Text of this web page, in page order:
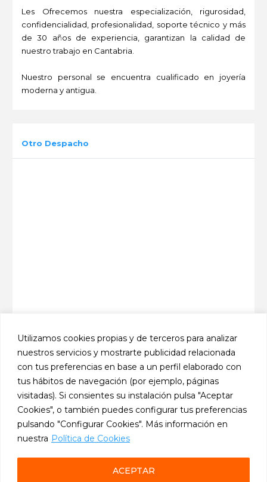
Utilizamos cookies propias y de terceros para analizar
nuestros servicios y mostrarte publicidad relacionada
con tus preferencias en base a un perfil elaborado con
tus hábitos de navegación (por ejemplo, páginas
visitadas). Si consientes su instalación pulsa "Aceptar
Cookies", o también puedes configurar tus preferencias
pulsando "Configurar Cookies". Más información en
nuestra Política de Cookies
ACEPTAR
Les Ofrecemos nuestra especialización, rigurosidad,
confidencialidad, profesionalidad, soporte técnico y más
de 30 años de experiencia, garantizan la calidad de
nuestro trabajo en Cantabria.
Nuestro personal se encuentra cualificado en joyería
moderna y antigua.
Otro Despacho
Calle Amós de Escalante, 10
39002 Santander, Cantabria
Teléfono: +34 942 396 777
Móvil: +34 636 363 339